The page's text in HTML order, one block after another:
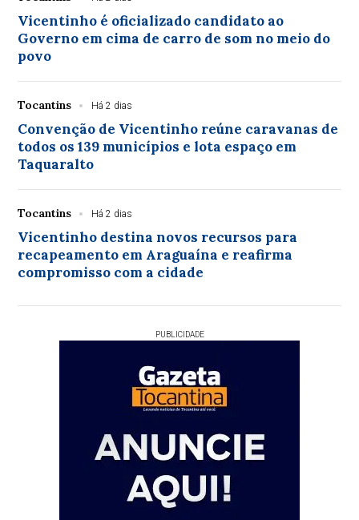
Vicentinho é oficializado candidato ao
Governo em cima de carro de som no meio do
povo
Tocantins Há 2 dias
Convenção de Vicentinho reúne caravanas de
todos os 139 municípios e lota espaço em
Taquaralto
Tocantins Há 2 dias
Vicentinho destina novos recursos para
recapeamento em Araguaína e reafirma
compromisso com a cidade
PUBLICIDADE